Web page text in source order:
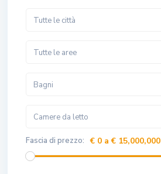
Tutte le città
Tutte le aree
Bagni
Camere da letto
Fascia di prezzo: € 0 a € 15,000,000